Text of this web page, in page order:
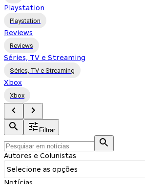
Playstation
Playstation
Reviews
Reviews
Séries, TV e Streaming
Séries, TV e Streaming
Xbox
Xbox
Filtrar
Autores e Colunistas
Selecione as opções